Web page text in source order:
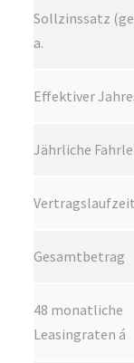
Sollzinssatz
a.
Effektiver
Jährliche
Vertragslaufzeit
Gesamtbetrag
48 monatliche
Leasingraten á